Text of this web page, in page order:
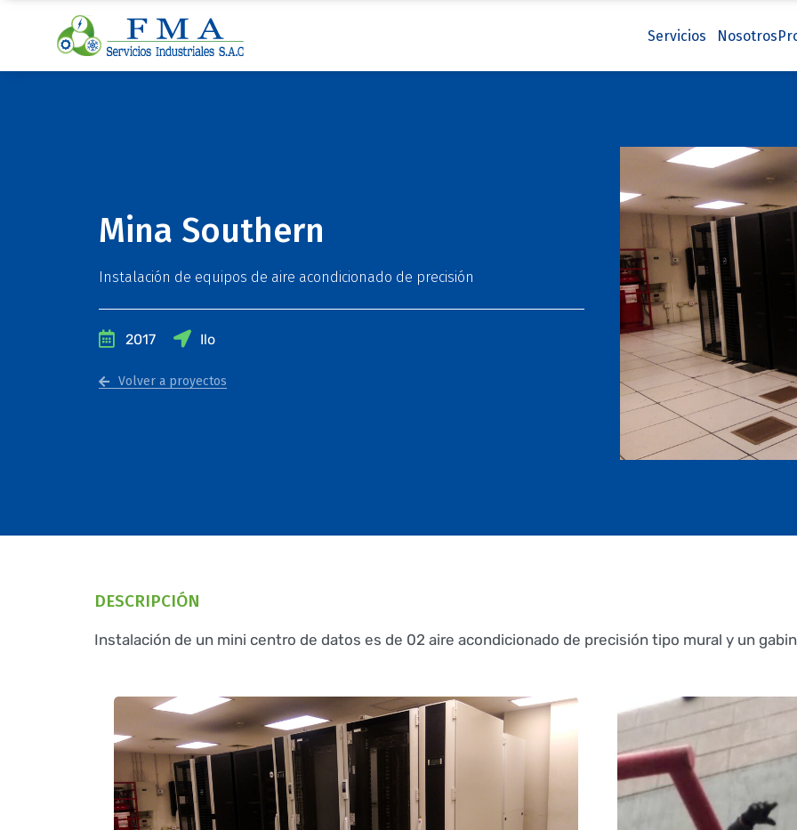
Servicios Nosotros
Mina Southern
Instalación de equipos de aire acondicionado de precisión
2017 Ilo
Volver a proyectos
DESCRIPCIÓN
Instalación de un mini centro de datos es de 02 aire acondicionado de precisión tipo mural y un